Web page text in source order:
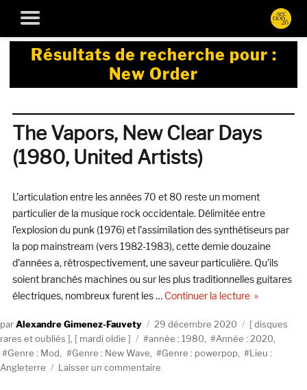
Résultats de recherche pour :
New Order
The Vapors, New Clear Days
(1980, United Artists)
L’articulation entre les années 70 et 80 reste un moment
particulier de la musique rock occidentale. Délimitée entre
l’explosion du punk (1976) et l’assimilation des synthétiseurs par
la pop mainstream (vers 1982-1983), cette demie douzaine
d’années a, rétrospectivement, une saveur particulière. Qu’ils
soient branchés machines ou sur les plus traditionnelles guitares
électriques, nombreux furent les … Continuer la lecturede « The
AuteurAlexandre Gimenez-Fauvety
Publié
le
29 décembre 2020 Catégories
disques
rares et oubliés
mardi oldie Étiquettes
année : 1980 Année : 2020
Genre : Mod
Genre : New Wave Genre : powerpop
Lieu :
Angleterre
Laisser un commentaire